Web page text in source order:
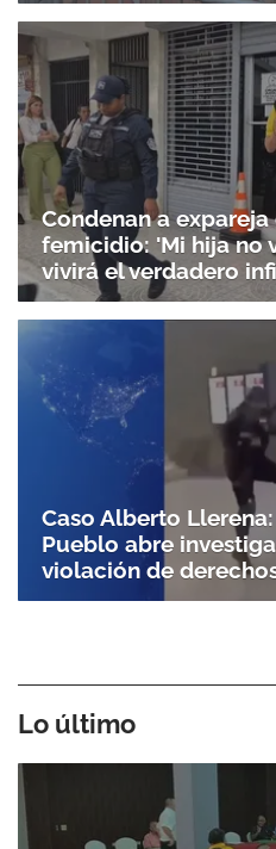
Condenan a
femicidio: 'Mi hija no
vivirá el verdadero
Caso Alberto
Pueblo abre
violación de
Lo último